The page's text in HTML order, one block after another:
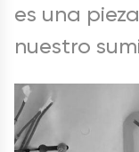
es una
nuestro